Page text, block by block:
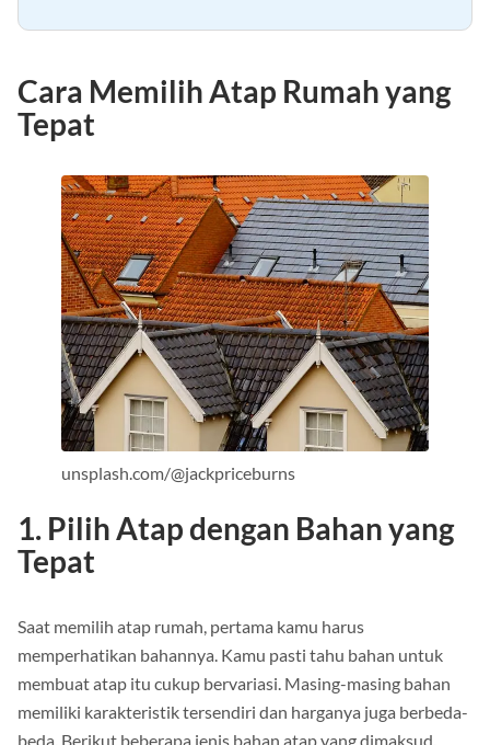
Cara Memilih Atap Rumahyang
Tepat
unsplash.com/@jackpriceburns
1. Pilih Atap dengan Bahan yang
Tepat
Saat memilih atap rumah, pertama kamu harus
memperhatikan bahannya. Kamu pasti tahu bahan untuk
membuat atap itu cukup bervariasi. Masing-masing bahan
memiliki karakteristik tersendiri dan harganya juga berbeda-
beda. Berikut beberapa jenis bahan atap yang dimaksud.